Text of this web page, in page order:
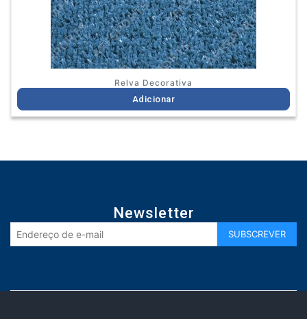
Relva Decorativa
Adicionar
Newsletter